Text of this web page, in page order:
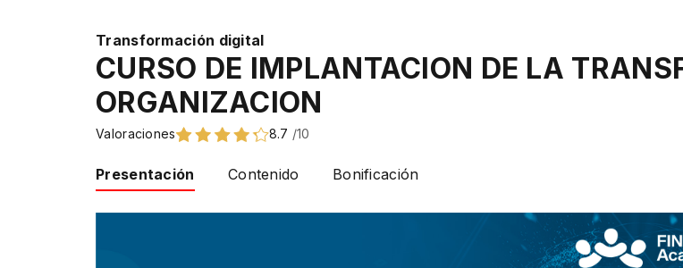
Transformación digital
CURSO DE IMPLANTACION DE LA
ORGANIZACION
Valoraciones 8.7 /10
Presentación Contenido Bonificación